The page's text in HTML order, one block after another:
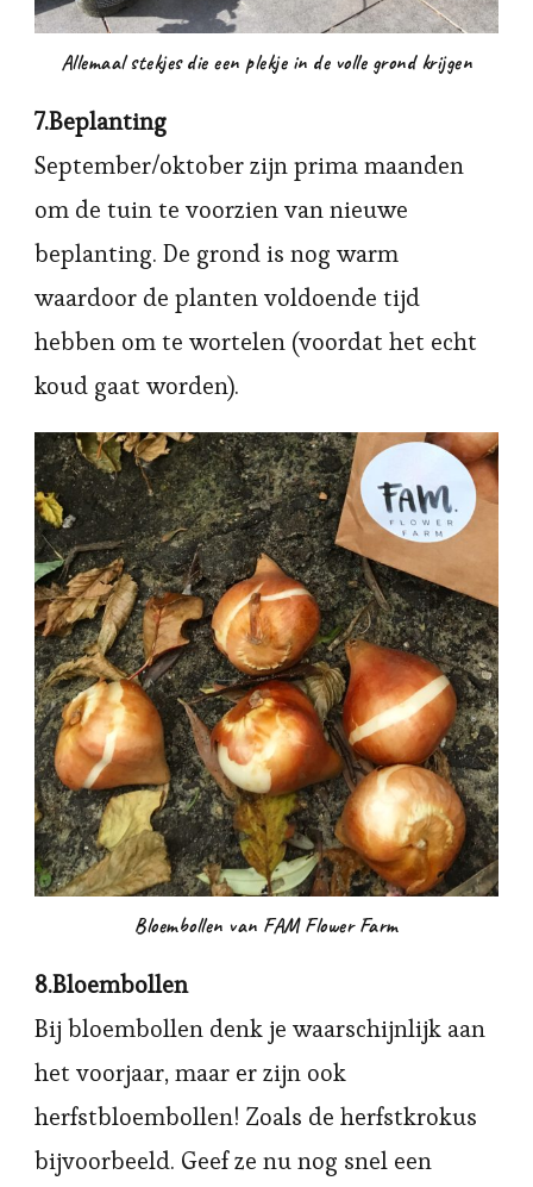
Allemaal stekjes die een plekje in de volle grond krijgen
7.Beplanting
September/oktober zijn prima maanden
om de tuin te voorzien van nieuwe
beplanting. De grond is nog warm
waardoor de planten voldoende tijd
hebben om te wortelen (voordat het echt
koud gaat worden).
Bloembollen van FAM Flower Farm
8.Bloembollen
Bij bloembollen denk je waarschijnlijk aan
het voorjaar, maar er zijn ook
herfstbloembollen! Zoals de herfstkrokus
bijvoorbeeld. Geef ze nu nog snel een